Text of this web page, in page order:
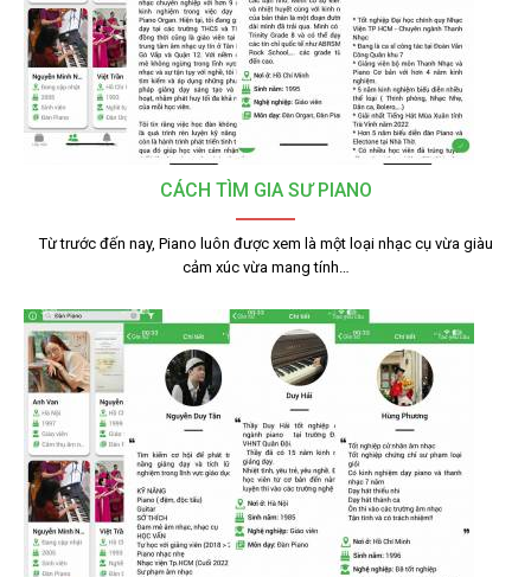
CÁCH TÌM GIA SƯ PIANO
Từ trước đến nay, Piano luôn được xem là một loại nhạc cụ vừa giàu
cảm xúc vừa mang tính…